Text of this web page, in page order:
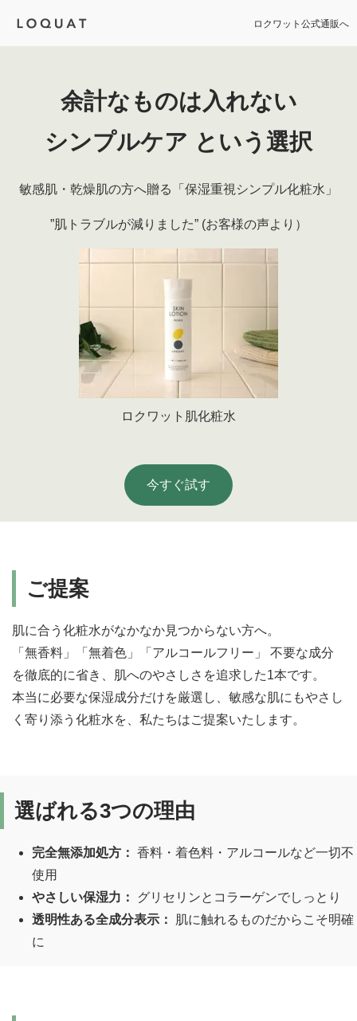
ロクワット公式通販へ
余計なものは入れない
シンプルケア という選択
敏感肌・乾燥肌の方へ贈る 「保湿重視シンプル化粧水」
”肌トラブルが減りました” (お客様の声より）
ロクワット肌化粧水
今すぐ試す
ご提案
肌に合う化粧水がなかなか見つからない方へ。
「無香料」「無着色」「アルコールフリー」 不要な成分
を徹底的に省き、肌へのやさしさを追求した1本です。
本当に必要な保湿成分だけを厳選し、敏感な肌にもやさし
く寄り添う化粧水を、私たちはご提案いたします。
選ばれる3つの理由
完全無添加処方： 香料・着色料・アルコールなど一切不
使用
やさしい保湿力：
グリセリンとコラーゲンでしっとり
透明性ある全成分表示：
肌に触れるものだからこそ明確
に